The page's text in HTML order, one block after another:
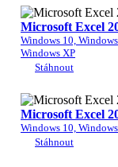
Microsoft Excel
Windows 10,
Windows XP
Stáhnout
Microsoft Excel
Windows 10, Windows
Stáhnout